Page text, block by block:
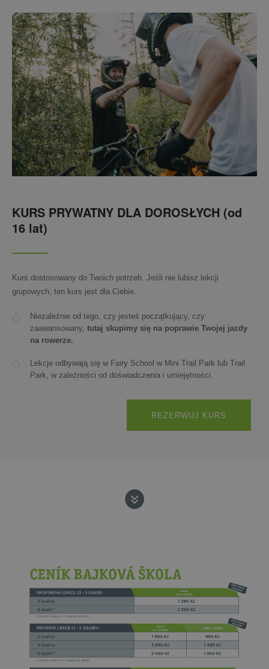
KURS PRYWATNY DLA DOROSŁYCH (od
16 lat)
Kurs dostosowany do Twoich potrzeb. Jeśli nie lubisz lekcji
grupowych, ten kurs jest dla Ciebie.
Niezależnie od tego, czy jesteś początkujący, czy
zaawansowany, tutaj skupimy się na poprawie Twojej jazdy
na rowerze.
Lekcje odbywają się w Fairy School w Mini Trail Park lub Trail
Park, w zależności od doświadczenia i umiejętności.
REZERWUJ KURS